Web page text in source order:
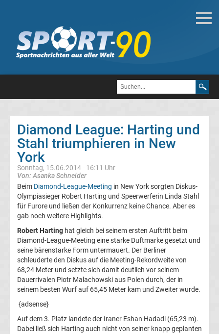
Leichtathletik
Leichtathletik
Weltrekord
Diskuswerfen
Weltrekord
Weitsprung
Top-
Aktuell
Bundesliga
Tabelle
Bundesliga
Ergebnisse
Diamond League: Harting und
Stahl triumphieren in New
York
Sonntag, 15.06.2014 - 16:11 Uhr
Von: Asanka Schneider
Beim Diamond-League-Meeting in New York sorgten Diskus-
Olympiasieger Robert Harting und Speerwerferin Linda Stahl
für Furore und ließen der Konkurrenz keine Chance. Aber es
gab noch weitere Highlights.
Robert Harting hat gleich bei seinem ersten Auftritt beim
Diamond-League-Meeting eine starke Duftmarke gesetzt und
seine bärenstarke Form untermauert. Der Berliner
schleuderte den Diskus auf die Meeting-Rekordweite von
68,24 Meter und setzte sich damit deutlich vor seinem
Dauerrivalen Piotr Malachowski aus Polen durch, der in
seinem besten Wurf auf 65,45 Meter kam und Zweiter wurde.
{adsense}
Auf dem 3. Platz landete der Iraner Eshan Hadadi (65,23 m).
Dabei ließ sich Harting auch nicht von seiner knapp geplanten